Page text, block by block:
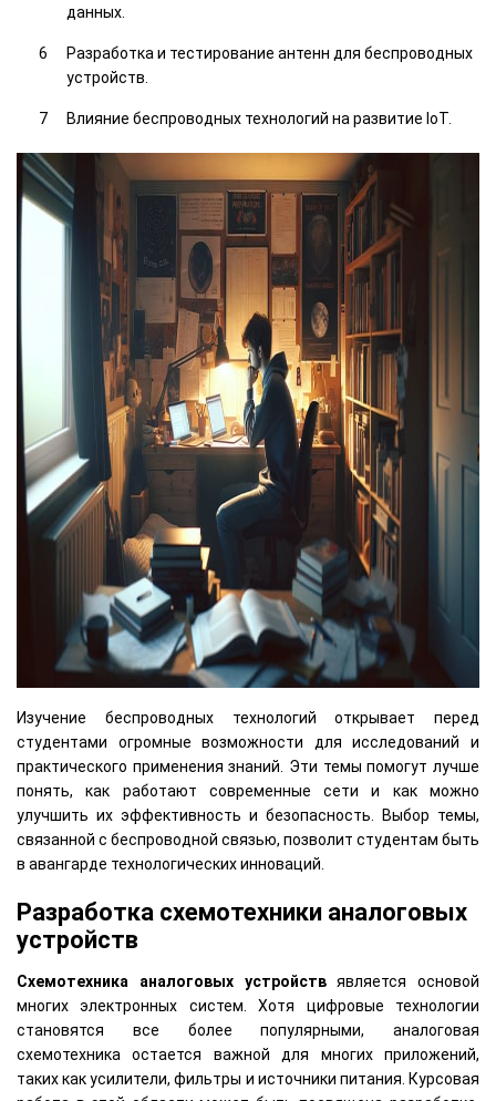
данных.
Разработка и тестирование антенн для беспроводных
устройств.
Влияние беспроводных технологий на развитие IoT.
Изучение беспроводных технологий открывает перед
студентами огромные возможности для исследований и
практического применения знаний. Эти темы помогут лучше
понять, как работают современные сети и как можно
улучшить их эффективность и безопасность. Выбор темы,
связанной с беспроводной связью, позволит студентам быть
в авангарде технологических инноваций.
Разработка схемотехники аналоговых
устройств
Схемотехника аналоговых устройствявляется основой
многих электронных систем. Хотя цифровые технологии
становятся все более популярными, аналоговая
схемотехника остается важной для многих приложений,
таких как усилители, фильтры и источники питания. Курсовая